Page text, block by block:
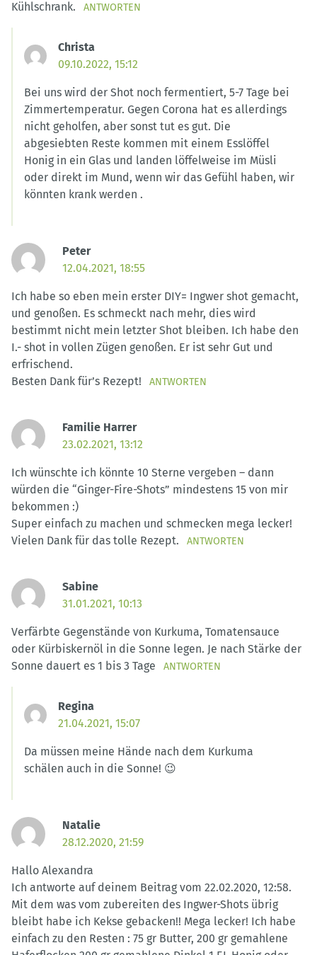
Kühlschrank.
ANTWORTEN
Christa
09.10.2022, 15:12
Bei uns wird der Shot noch fermentiert, 5-7 Tage bei
Zimmertemperatur. Gegen Corona hat es allerdings
nicht geholfen, aber sonst tut es gut. Die
abgesiebten Reste kommen mit einem Esslöffel
Honig in ein Glas und landen löffelweise im Müsli
oder direkt im Mund, wenn wir das Gefühl haben, wir
könnten krank werden .
Peter
12.04.2021, 18:55
Ich habe so eben mein erster DIY= Ingwer shot gemacht,
und genoßen. Es schmeckt nach mehr, dies wird
bestimmt nicht mein letzter Shot bleiben. Ich habe den
I.- shot in vollen Zügen genoßen. Er ist sehr Gut und
erfrischend.
Besten Dank für’s Rezept!
ANTWORTEN
Familie Harrer
23.02.2021, 13:12
Ich wünschte ich könnte 10 Sterne vergeben – dann
würden die “Ginger-Fire-Shots” mindestens 15 von mir
bekommen :)
Super einfach zu machen und schmecken mega lecker!
Vielen Dank für das tolle Rezept.
ANTWORTEN
Sabine
31.01.2021, 10:13
Verfärbte Gegenstände von Kurkuma, Tomatensauce
oder Kürbiskernöl in die Sonne legen. Je nach Stärke der
Sonne dauert es 1 bis 3 Tage
ANTWORTEN
Regina
21.04.2021, 15:07
Da müssen meine Hände nach dem Kurkuma
schälen auch in die Sonne! 😉
Natalie
28.12.2020, 21:59
Hallo Alexandra
Ich antworte auf deinem Beitrag vom 22.02.2020, 12:58.
Mit dem was vom zubereiten des Ingwer-Shots übrig
bleibt habe ich Kekse gebacken!! Mega lecker! Ich habe
einfach zu den Resten : 75 gr Butter, 200 gr gemahlene